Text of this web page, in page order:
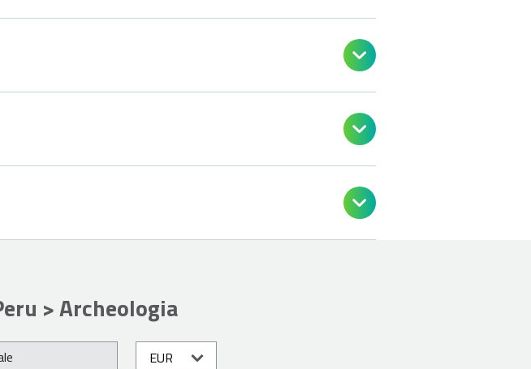



> Archeologia